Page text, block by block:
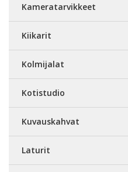
Kameratarvikkeet
Kiikarit
Kolmijalat
Kotistudio
Kuvauskahvat
Laturit